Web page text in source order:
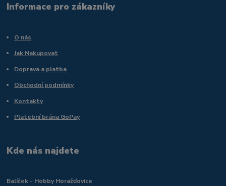
Informace pro zákazníky
O nás
Jak Nakupovat
Doprava a platba
Obchodní podmínky
Kontakty
Platební brána GoPay
Kde nás najdete
Balíček - Hobby Horažďovice